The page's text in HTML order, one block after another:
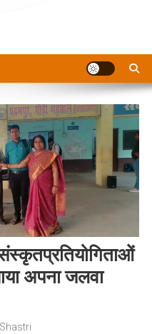
अपना जलवा